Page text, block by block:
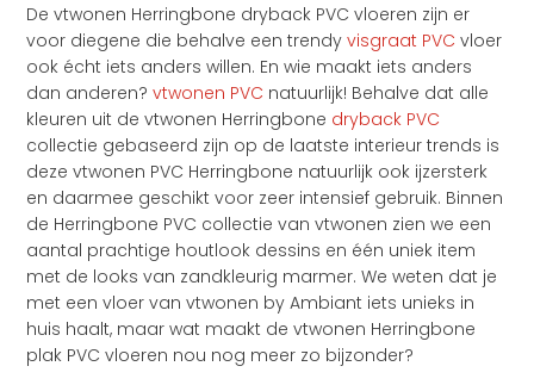
De vtwonen Herringbone dryback PVC vloeren zijn er
voor diegene die behalve een trendyvisgraat PVC vloer
ook écht iets anders willen. En wie maakt iets anders
dan anderen?vtwonen PVC natuurlijk! Behalve dat alle
kleuren uit de vtwonen Herringbone dryback PVC
collectie gebaseerd zijn op de laatste interieur trends is
deze vtwonen PVC Herringbone natuurlijk ook ijzersterk
en daarmee geschikt voor zeer intensief gebruik. Binnen
de Herringbone PVC collectie van vtwonen zien we een
aantal prachtige houtlook dessins en één uniek item
met de looks van zandkleurig marmer. We weten dat je
met een vloer van vtwonen by Ambiant iets unieks in
huis haalt, maar wat maakt de vtwonen Herringbone
plak PVC vloeren nou nog meer zo bijzonder?